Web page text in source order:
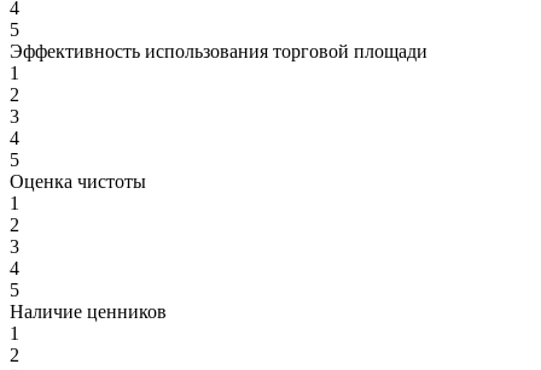
4
5
Эффективность использования торговой площади
1
2
3
4
5
Оценка чистоты
1
2
3
4
5
Наличие ценников
1
2